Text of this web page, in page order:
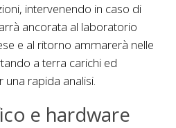
intervenendo in caso di
ancorata al laboratorio
e al ritorno ammarerà nelle
a terra carichi ed
rapida analisi.
e hardware